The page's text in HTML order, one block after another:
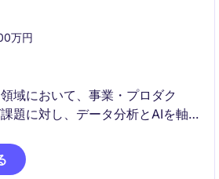
万円
域において、事業・プロダク
題に対し、データ分析とAIを軸
、効果検証までを一貫して担い
ータ活用高度化と事業成長の両